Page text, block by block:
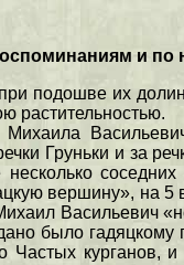
и
подошве их
растительностью.
Михаила
Груньки и за
соседних
вершину», на 5
Васильевич
было гадяцкому
Частых курганов,